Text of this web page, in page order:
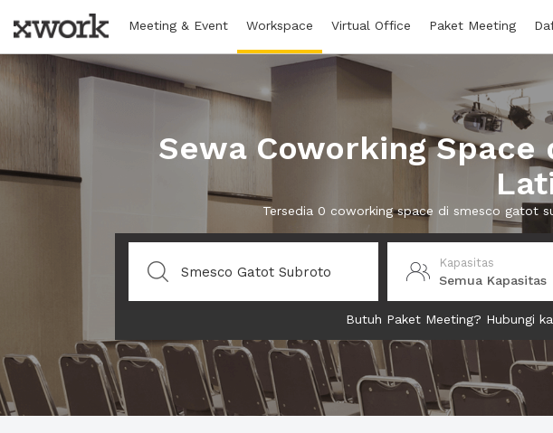
Meeting & Event Workspace Virtual Office Paket Meeting
Sewa Coworking
Tersedia 0 coworking space di smesco gatot
Kapasitas
Semua Kapasitas
Butuh Paket Meeting? Hubungi